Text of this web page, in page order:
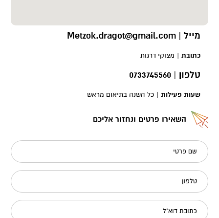
מייל |
Metzok.dragot@gmail.com
כתובת | מצוקי דרגות
טלפון |
0733745560
שעות פעילות | כל השנה בתיאום מראש
השאירו פרטים ונחזור אליכם
שם פרטי
טלפון
כתובת דוא"ל